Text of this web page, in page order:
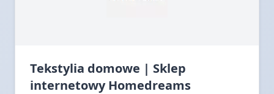
Tekstylia domowe | Sklep
internetowy Homedreams